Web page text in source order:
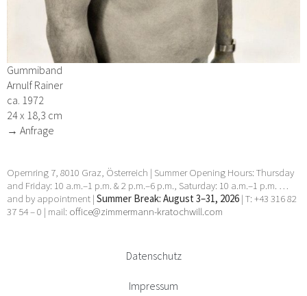
Gummiband
Arnulf Rainer
ca. 1972
24 x 18,3 cm
→ Anfrage
Opernring 7, 8010 Graz, Österreich | Summer Opening Hours: Thursday
and Friday: 10 a.m.–1 p.m. & 2 p.m.–6 p.m., Saturday: 10 a.m.–1 p.m. …
and by appointment | Summer Break: August 3–31, 2026 | T: +43 316 82
37 54 – 0 | mail: office@zimmermann-kratochwill.com
Datenschutz
Impressum